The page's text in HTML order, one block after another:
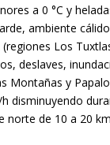
a 0 °C y
ambiente
(regiones Los
deslaves,
Montañas y
disminuyendo
norte de 10 a 20